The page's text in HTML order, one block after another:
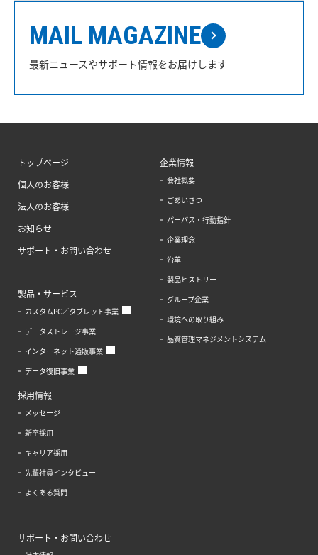
MAIL MAGAZINE
最新ニュースやサポート情報をお届けします
トップページ
個人のお客様
法人のお客様
お知らせ
サポート・お問い合わせ
製品・サービス
カスタムPC／タブレット事業
データストレージ事業
インターネット通販事業
データ復旧事業
企業情報
会社概要
ごあいさつ
パーパス・行動指針
企業理念
沿革
製品ヒストリー
グループ企業
環境への取り組み
品質管理マネジメントシステム
採用情報
メッセージ
新卒採用
キャリア採用
先輩社員インタビュー
よくある質問
サポート・お問い合わせ